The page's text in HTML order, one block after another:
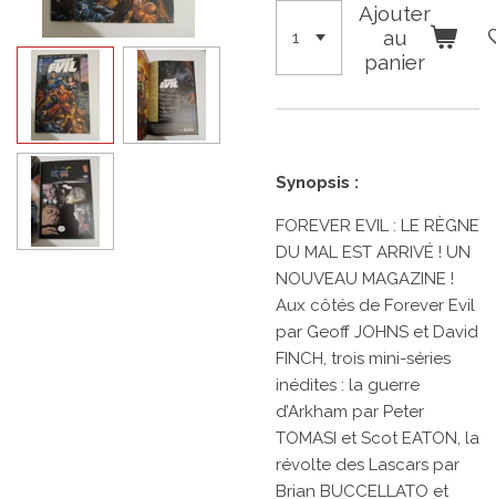
Ajouter
au
panier
Synopsis :
FOREVER EVIL : LE RÈGNE
DU MAL EST ARRIVÉ ! UN
NOUVEAU MAGAZINE !
Aux côtés de Forever Evil
par Geoff JOHNS et David
FINCH, trois mini-séries
inédites : la guerre
d’Arkham par Peter
TOMASI et Scot EATON, la
révolte des Lascars par
Brian BUCCELLATO et